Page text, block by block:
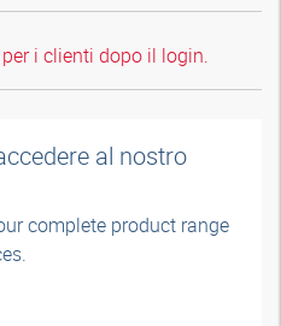
i clienti dopo il login.
al nostro
complete product range